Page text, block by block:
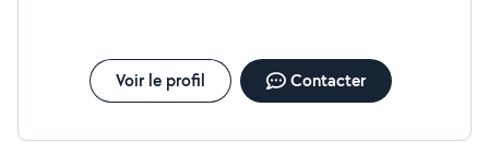
Voir le profil Contacter